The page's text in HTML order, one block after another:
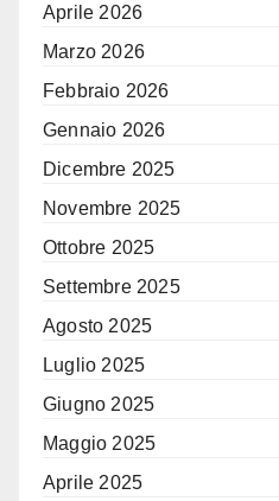
Aprile 2026
Marzo 2026
Febbraio 2026
Gennaio 2026
Dicembre 2025
Novembre 2025
Ottobre 2025
Settembre 2025
Agosto 2025
Luglio 2025
Giugno 2025
Maggio 2025
Aprile 2025